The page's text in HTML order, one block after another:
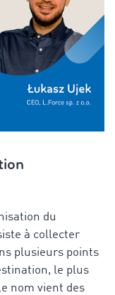
du
à collecter
plusieurs points
le plus
nom vient des